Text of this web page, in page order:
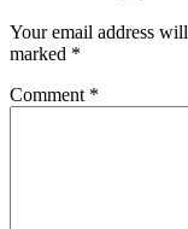
Your email address
marked *
Comment *